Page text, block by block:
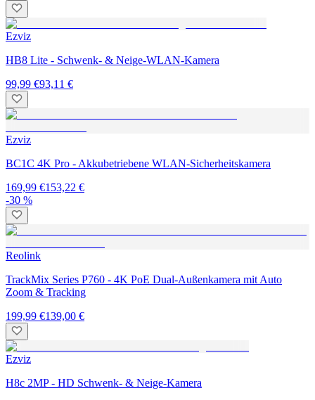
Ezviz
HB8 Lite - Schwenk- & Neige-WLAN-Kamera
99,99 €93,11 €
Ezviz
BC1C 4K Pro - Akkubetriebene WLAN-Sicherheitskamera
169,99 €153,22 €
-30 %
Reolink
TrackMix Series P760 - 4K PoE Dual-Außenkamera mit Auto
Zoom & Tracking
199,99 €139,00 €
Ezviz
H8c 2MP - HD Schwenk- & Neige-Kamera